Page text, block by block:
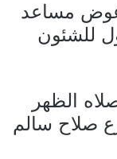
مساعد
للشئون
الظهر
صلاح سالم